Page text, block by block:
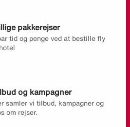
pakkerejser
tid og penge ved at bestille fly
og kampagner
samler vi tilbud, kampagner og
om rejser.